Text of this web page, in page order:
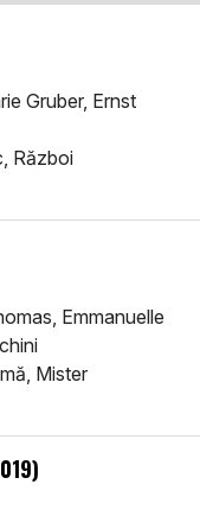
Gruber, Ernst
Război
Emmanuelle
Mister